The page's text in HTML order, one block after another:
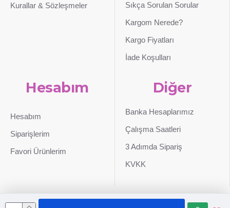
Kurallar & Sözleşmeler
Sıkça Sorulan Sorular
Kargom Nerede?
Kargo Fiyatları
İade Koşulları
Hesabım
Hesabım
Siparişlerim
Favori Ürünlerim
Diğer
Banka Hesaplarımız
Çalışma Saatleri
3 Adımda Sipariş
KVKK